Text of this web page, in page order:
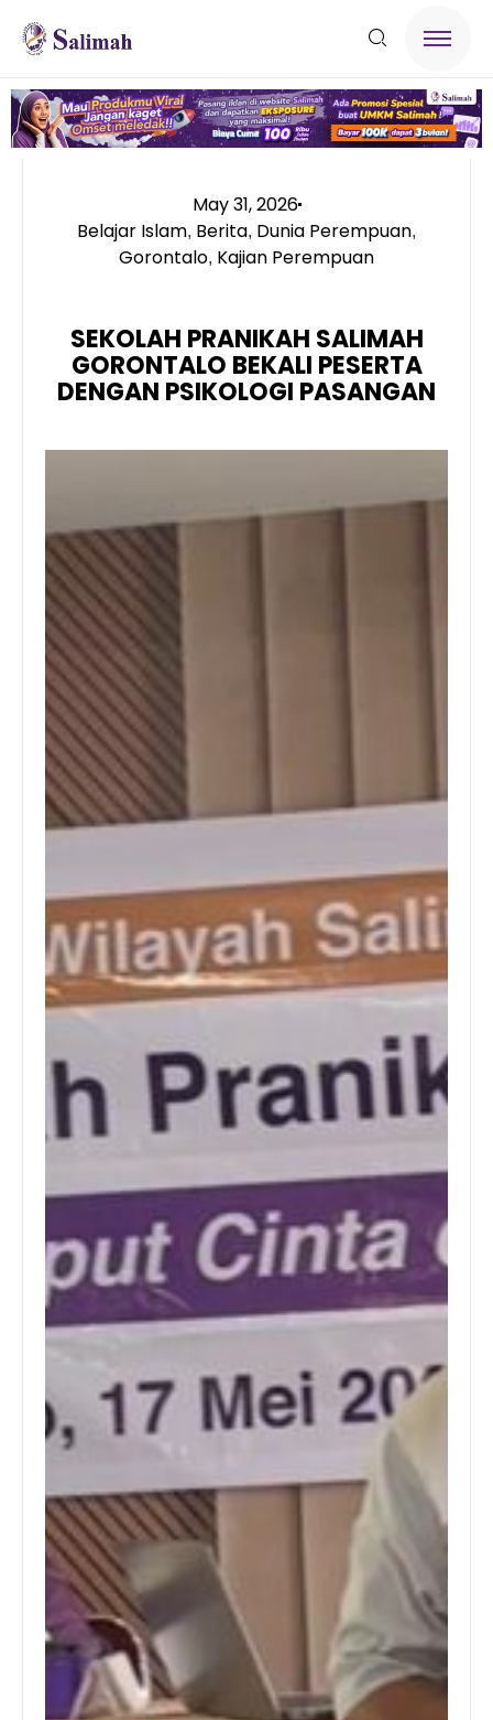
May 31, 2026
Belajar Islam, Berita, Dunia Perempuan,
Gorontalo, Kajian Perempuan
SEKOLAH PRANIKAH SALIMAH
GORONTALO BEKALI PESERTA
DENGAN PSIKOLOGI PASANGAN